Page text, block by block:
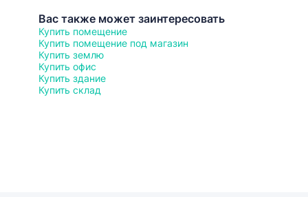
Вас также может заинтересовать
Купить помещение
Купить помещение под магазин
Купить землю
Купить офис
Купить здание
Купить склад